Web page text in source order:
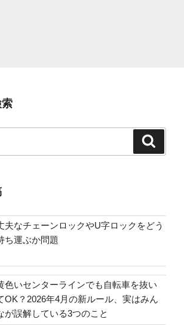
夫なチェーンロックやU字ロックをどう
ち運ぶか問題
色いセンターラインでも自転車を抜い
OK？2026年4月の新ルール、実はみん
が誤解している3つのこと